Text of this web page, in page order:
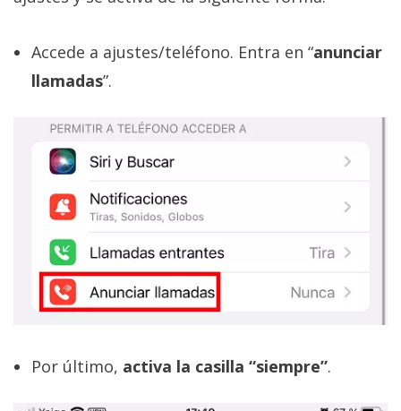
Accede a ajustes/teléfono. Entra en “anunciar
llamadas”.
Por último, activa la casilla “siempre”.